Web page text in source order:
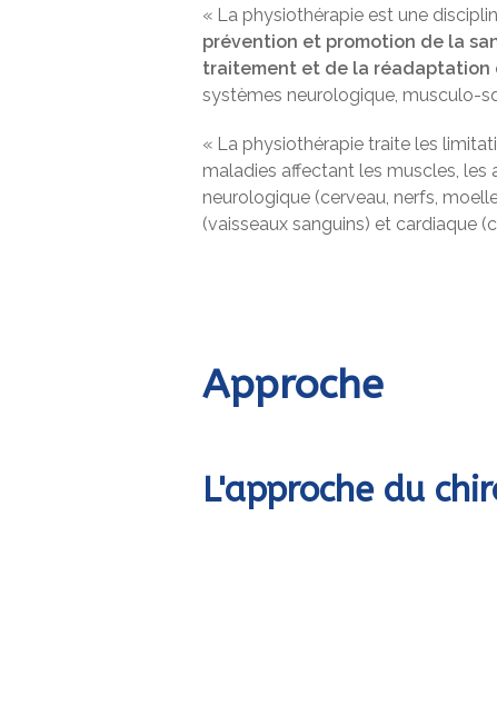
« La physiothérapie est une
prévention et promotion de la
traitement et de la réadaptation
systèmes neurologique, musculo-
« La physiothérapie traite les
maladies affectant les muscles, les
neurologique (cerveau, nerfs,
(vaisseaux sanguins) et cardiaque
Approche
L'approche du